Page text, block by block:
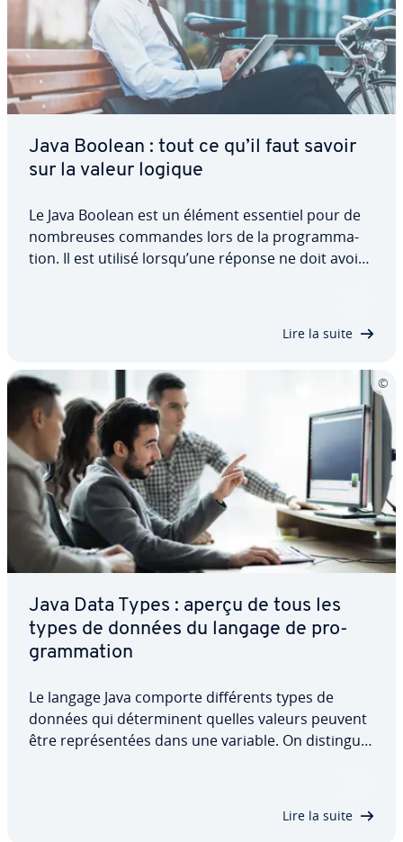
Java Boolean : tout ce qu’il faut savoir
sur la valeur logique
Le Java Boolean est un élément essentiel pour de
nom­breuses commandes lors de la pro­gram­ma­
tion. Il est utilisé lorsqu’une réponse ne doit avoir
Lire la suite
Java Data Types : aperçu de tous les
types de données du langage de pro­
gram­ma­tion
Le langage Java comporte dif­fé­rents types de
données qui dé­ter­mi­nent quelles valeurs peuvent
être re­pré­sen­tées dans une variable. On distingue
Lire la suite